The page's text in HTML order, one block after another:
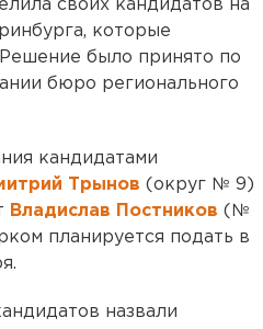
своих кандидатов на
которые
было принято по
бюро регионального
кандидатами
Трынов (округ № 9)
Владислав Постников (№
планируется подать в
назвали